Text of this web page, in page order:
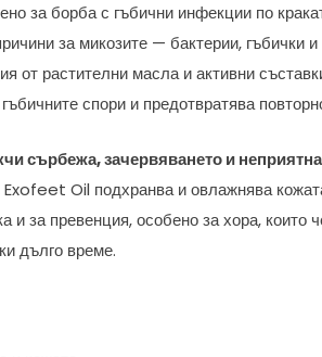
за борба с гъбични инфекции по
за микозите — бактерии, гъбички
от растителни масла и активни
спори и предотвратява
сърбежа, зачервяването и
Oil подхранва и овлажнява
и за превенция, особено за хора, които
дълго време.